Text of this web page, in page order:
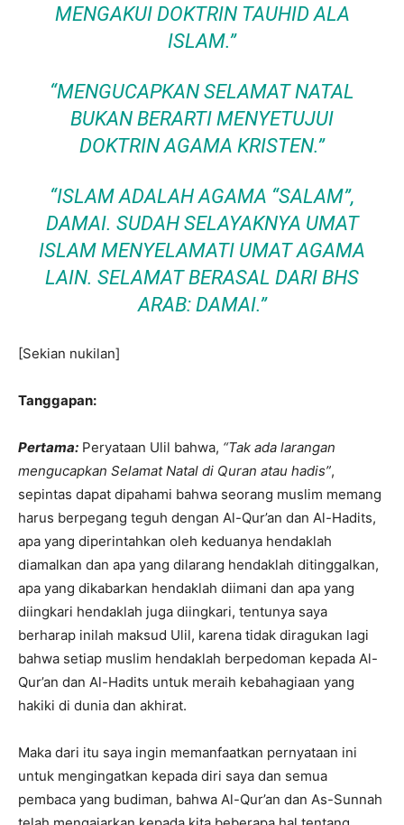
MENGAKUI DOKTRIN TAUHID ALA
ISLAM.”
“MENGUCAPKAN SELAMAT NATAL
BUKAN BERARTI MENYETUJUI
DOKTRIN AGAMA KRISTEN.”
“ISLAM ADALAH AGAMA “SALAM”,
DAMAI. SUDAH SELAYAKNYA UMAT
ISLAM MENYELAMATI UMAT AGAMA
LAIN. SELAMAT BERASAL DARI BHS
ARAB: DAMAI.”
[Sekian nukilan]
Tanggapan:
Pertama: Peryataan Ulil bahwa, “Tak ada larangan
mengucapkan Selamat Natal di Quran atau hadis”,
sepintas dapat dipahami bahwa seorang muslim memang
harus berpegang teguh dengan Al-Qur’an dan Al-Hadits,
apa yang diperintahkan oleh keduanya hendaklah
diamalkan dan apa yang dilarang hendaklah ditinggalkan,
apa yang dikabarkan hendaklah diimani dan apa yang
diingkari hendaklah juga diingkari, tentunya saya
berharap inilah maksud Ulil, karena tidak diragukan lagi
bahwa setiap muslim hendaklah berpedoman kepada Al-
Qur’an dan Al-Hadits untuk meraih kebahagiaan yang
hakiki di dunia dan akhirat.
Maka dari itu saya ingin memanfaatkan pernyataan ini
untuk mengingatkan kepada diri saya dan semua
pembaca yang budiman, bahwa Al-Qur’an dan As-Sunnah